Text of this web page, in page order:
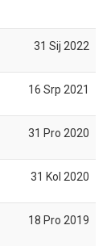
31 Sij 2022
16 Srp 2021
31 Pro 2020
31 Kol 2020
18 Pro 2019